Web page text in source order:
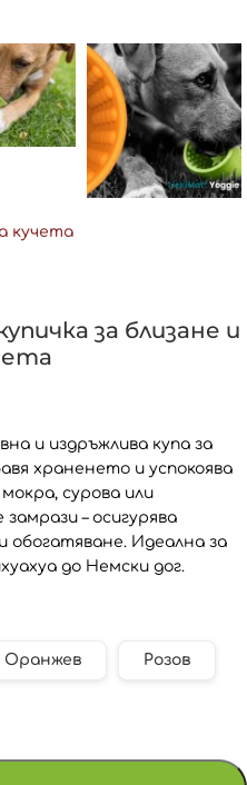
кучета
за близане и
и издръжлива купа за
храненето и успокоява
сурова или
– осигурява
обогатяване. Идеална за
до Немски дог.
Оранжев Розов